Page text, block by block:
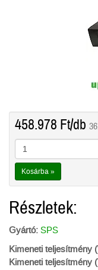
458.978 Ft/db
Kosárba »
Részletek:
Gyártó: SPS
Kimeneti teljesítmény
Kimeneti teljesítmény